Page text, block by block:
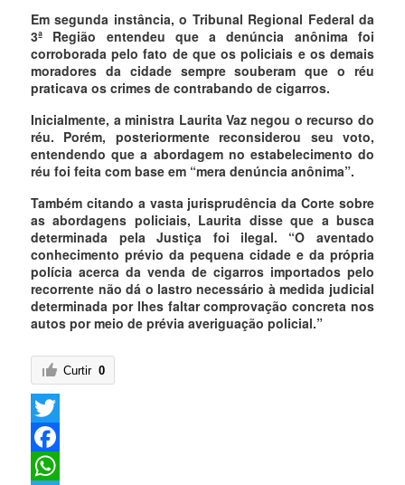
Em segunda instância, o Tribunal Regional Federal da
3ª Região entendeu que a denúncia anônima foi
corroborada pelo fato de que os policiais e os demais
moradores da cidade sempre souberam que o réu
praticava os crimes de contrabando de cigarros.
Inicialmente, a ministra Laurita Vaz negou o recurso do
réu. Porém, posteriormente reconsiderou seu voto,
entendendo que a abordagem no estabelecimento do
réu foi feita com base em “mera denúncia anônima”.
Também citando a vasta jurisprudência da Corte sobre
as abordagens policiais, Laurita disse que a busca
determinada pela Justiça foi ilegal. “O aventado
conhecimento prévio da pequena cidade e da própria
polícia acerca da venda de cigarros importados pelo
recorrente não dá o lastro necessário à medida judicial
determinada por lhes faltar comprovação concreta nos
autos por meio de prévia averiguação policial.”
Curtir 0
Twitter
Facebook